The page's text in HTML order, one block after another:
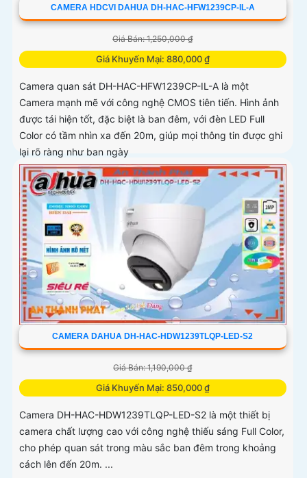
CAMERA HDCVI DAHUA DH-HAC-HFW1239CP-IL-A
Giá Bán: 1,250,000 ₫
Giá Khuyến Mại: 880,000 ₫
Camera quan sát DH-HAC-HFW1239CP-IL-A là một
Camera mạnh mẽ với công nghệ CMOS tiên tiến. Hình ảnh
được tái hiện tốt, đặc biệt là ban đêm, với đèn LED Full
Color có tầm nhìn xa đến 20m, giúp mọi thông tin được ghi
lại rõ ràng như ban ngày
CAMERA DAHUA DH-HAC-HDW1239TLQP-LED-S2
Giá Bán: 1,190,000 ₫
Giá Khuyến Mại: 850,000 ₫
Camera DH-HAC-HDW1239TLQP-LED-S2 là một thiết bị
camera chất lượng cao với công nghệ thiếu sáng Full Color,
cho phép quan sát trong màu sắc ban đêm trong khoảng
cách lên đến 20m. ...